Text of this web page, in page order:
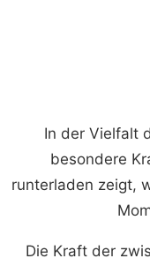
In der Vielfalt
besondere
runterladen zeigt,
Die Kraft der